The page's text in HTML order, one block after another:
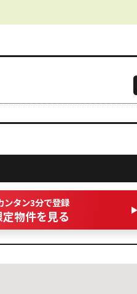
ンタン3分で登録
物件を見る